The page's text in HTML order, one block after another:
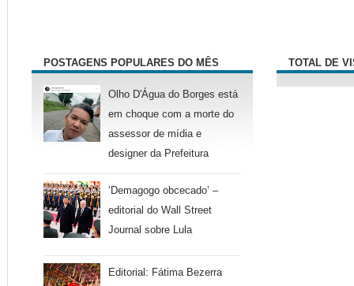
POSTAGENS POPULARES DO MÊS
Olho D'Água do Borges está
em choque com a morte do
assessor de mídia e
designer da Prefeitura
‘Demagogo obcecado’ –
editorial do Wall Street
Journal sobre Lula
Editorial: Fátima Bezerra
TOTAL DE